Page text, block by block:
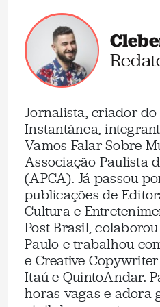
Jornalista, criador do
Instantânea,
Vamos Falar Sobre
Associação Paulista
(APCA). Já passou
publicações de
Cultura e
Post Brasil,
Paulo e trabalhou
e Creative
Itaú e QuintoAndar.
horas vagas e adora